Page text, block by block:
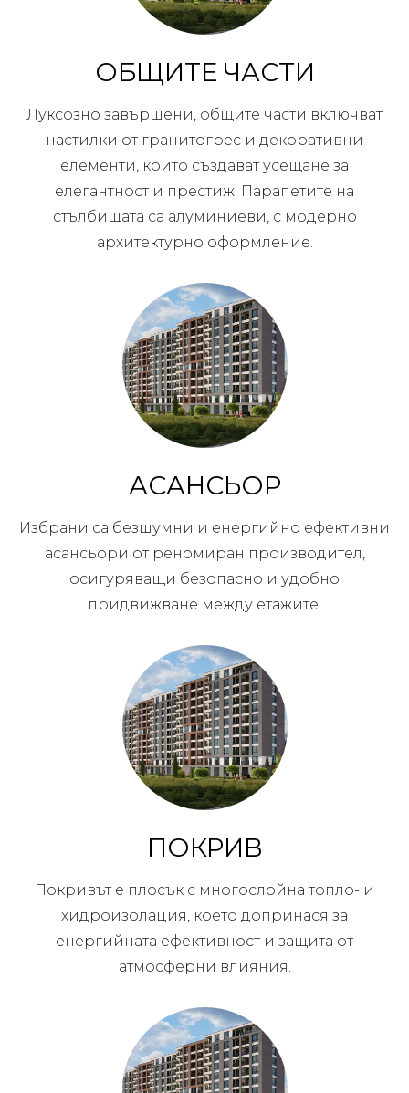
ОБЩИТЕ ЧАСТИ
Луксозно завършени, общите части включват
настилки от гранитогрес и декоративни
елементи, които създават усещане за
елегантност и престиж. Парапетите на
стълбищата са алуминиеви, с модерно
архитектурно оформление.
АСАНСЬОР
Избрани са безшумни и енергийно ефективни
асансьори от реномиран производител,
осигуряващи безопасно и удобно
придвижване между етажите.
ПОКРИВ
Покривът е плосък с многослойна топло- и
хидроизолация, което допринася за
енергийната ефективност и защита от
атмосферни влияния.